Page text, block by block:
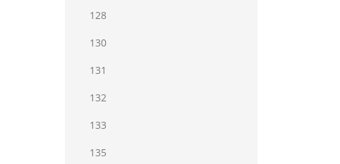
128
130
131
132
133
135